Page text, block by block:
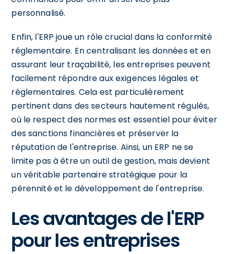
personnalisé.
Enfin, l'ERP joue un rôle crucial dans la conformité
réglementaire. En centralisant les données et en
assurant leur traçabilité, les entreprises peuvent
facilement répondre aux exigences légales et
réglementaires. Cela est particulièrement
pertinent dans des secteurs hautement régulés,
où le respect des normes est essentiel pour éviter
des sanctions financières et préserver la
réputation de l'entreprise. Ainsi, un ERP ne se
limite pas à être un outil de gestion, mais devient
un véritable partenaire stratégique pour la
pérennité et le développement de l'entreprise.
Les avantages de l'ERP
pour les entreprises